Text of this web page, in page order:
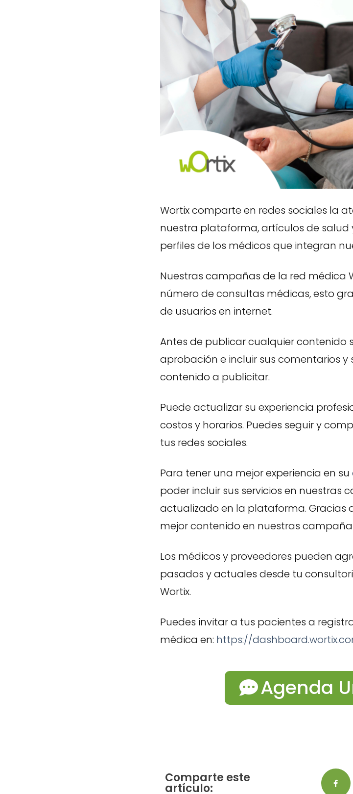
Wortix comparte en redes sociales la
nuestra plataforma, artículos de salud
perfiles de los médicos que integran
Nuestras campañas de la red médica
número de consultas médicas, esto
de usuarios en internet.
Antes de publicar cualquier contenido
aprobación e incluir sus comentarios y
contenido a publicitar.
Puede actualizar su experiencia
costos y horarios. Puedes seguir y
tus redes sociales.
Para tener una mejor experiencia en su
poder incluir sus servicios en nuestras
actualizado en la plataforma. Gracias
mejor contenido en nuestras
Los médicos y proveedores pueden
pasados y actuales desde tu
Wortix.
Puedes invitar a tus pacientes a
médica en: https://
Agenda
Comparte este
artículo: